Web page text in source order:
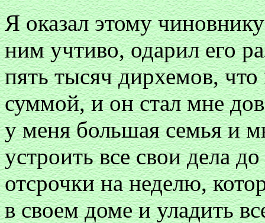
Я оказал этому
ним учтиво, одарил его
пять тысяч дирхемов,
суммой, и он стал мне
у меня большая семья и
устроить все свои дела
отсрочки на неделю,
в своем доме и уладить